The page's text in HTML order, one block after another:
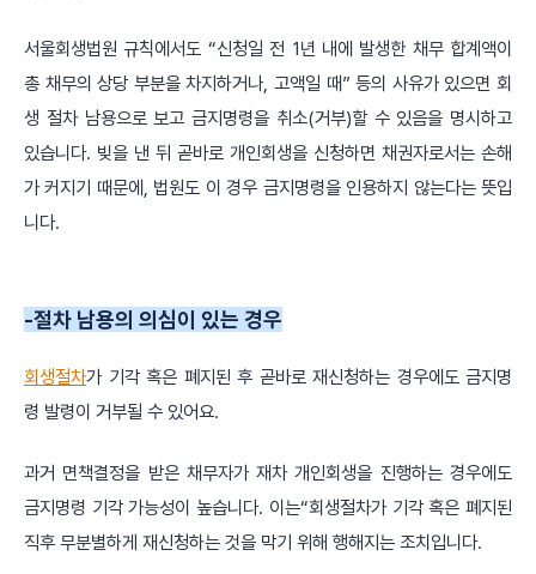
서울회생법원 규칙에서도 “신청일 전 1년 내에 발생한 채무 합계액이
총 채무의 상당 부분을 차지하거나, 고액일 때” 등의 사유가 있으면 회
생 절차 남용으로 보고 금지명령을 취소(거부)할 수 있음을 명시하고
있습니다. 빚을 낸 뒤 곧바로 개인회생을 신청하면 채권자로서는 손해
가 커지기 때문에, 법원도 이 경우 금지명령을 인용하지 않는다는 뜻입
니다.
-절차 남용의 의심이 있는 경우
회생절차가 기각 혹은 폐지된 후 곧바로 재신청하는 경우에도 금지명
령 발령이 거부될 수 있어요.
과거 면책결정을 받은 채무자가 재차 개인회생을 진행하는 경우에도
금지명령 기각 가능성이 높습니다. 이는“회생절차가 기각 혹은 폐지된
직후 무분별하게 재신청하는 것을 막기 위해 행해지는 조치입니다.